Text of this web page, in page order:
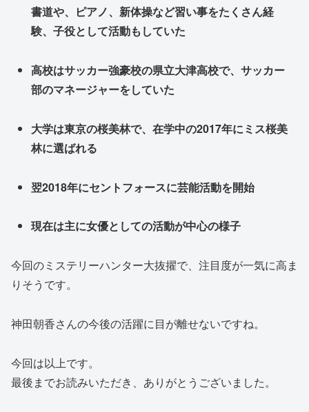
書道や、ピアノ、新体操など習い事をたくさん経
験、子役として活動もしていた
高校はサッカー強豪校の県立大津高校で、サッカー
部のマネージャーをしていた
大学は東京の桜美林で、在学中の2017年にミス桜美
林に選ばれる
翌2018年にセントフォースに芸能活動を開始
現在は主に女優としての活動が中心の様子
今回のミステリーハンター大抜擢で、注目度が一気に高ま
りそうです。
神田朝香さんの今後の活躍に目が離せないですね。
今回は以上です。
最後までお読みいただき、ありがとうございました。